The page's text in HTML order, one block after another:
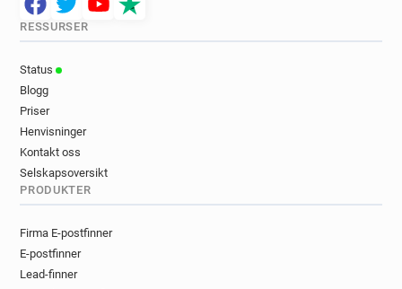
RESSURSER
Status
Blogg
Priser
Henvisninger
Kontakt oss
Selskapsoversikt
PRODUKTER
Firma E-postfinner
E-postfinner
Lead-finner